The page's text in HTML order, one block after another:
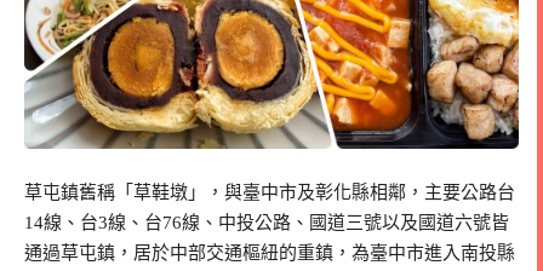
草屯鎮舊稱「草鞋墩」，與臺中市及彰化縣相鄰，主要公路台
14線、台3線、台76線、中投公路、國道三號以及國道六號皆
通過草屯鎮，居於中部交通樞紐的重鎮，為臺中市進入南投縣